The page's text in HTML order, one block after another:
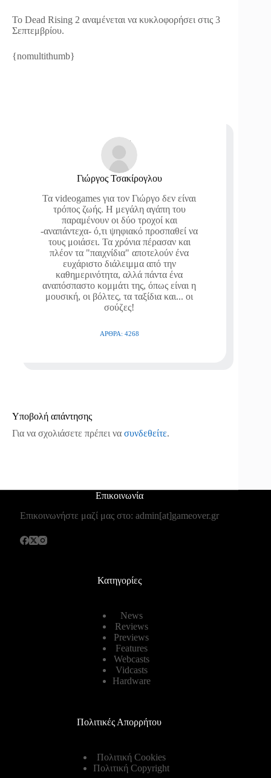
Το Dead Rising 2 αναμένεται να κυκλοφορήσει στις 3
Σεπτεμβρίου.
{nomultithumb}
Γιώργος Τσακίρογλου
Τα videogames για τον Γιώργο δεν είναι
τρόπος ζωής. Η μεγάλη αγάπη του
παραμένουν οι δύο τροχοί και
-αναπάντεχα- ό,τι ψηφιακό προσπαθεί να
τους μοιάσει. Τα χρόνια πέρασαν και
πλέον τα "παιχνίδια" αποτελούν ένα
ευχάριστο διάλειμμα από την
καθημερινότητα, αλλά πάντα ένα
αναπόσπαστο κομμάτι της, όπως είναι η
μουσική, οι βόλτες, τα ταξίδια και... οι
σούζες!
ΆΡΘΡΑ: 4268
Υποβολή απάντησης
Για να σχολιάσετε πρέπει να συνδεθείτε.
Επικοινωνία
Επικοινωνήστε μαζί μας στο: admin[at]gameover.gr
Κατηγορίες
News
Reviews
Previews
Features
Webcasts
Vidcasts
Hardware
Πολιτικές Απορρήτου
Πολιτική Cookies
Πολιτική Copyright